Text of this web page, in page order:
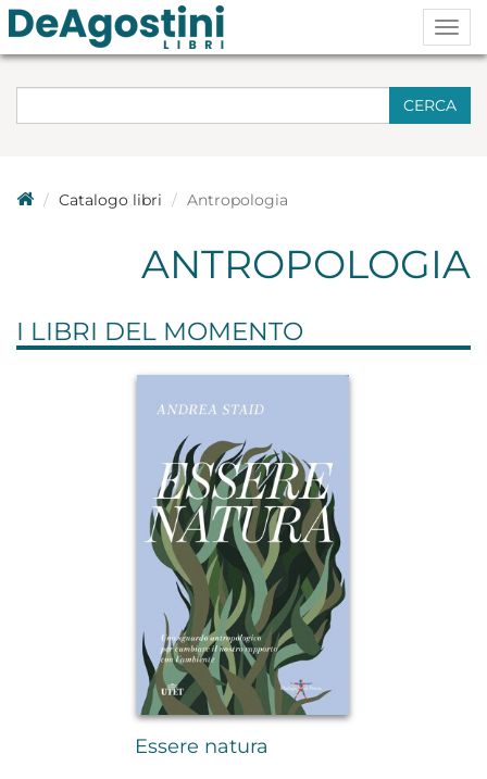
CERCA
Catalogo libri Antropologia
ANTROPOLOGIA
I LIBRI DEL MOMENTO
Essere natura